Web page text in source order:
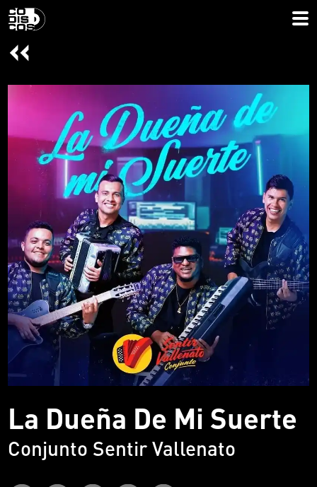
La Dueña De Mi Suerte
Conjunto Sentir Vallenato